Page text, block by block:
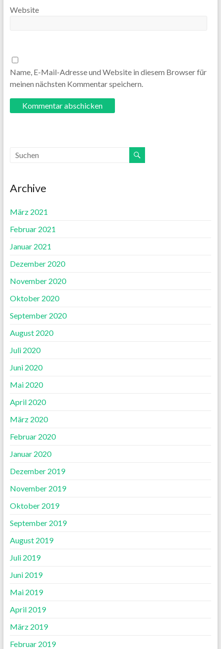
Website
Name, E-Mail-Adresse und Website in diesem Browser für
meinen nächsten Kommentar speichern.
Archive
März 2021
Februar 2021
Januar 2021
Dezember 2020
November 2020
Oktober 2020
September 2020
August 2020
Juli 2020
Juni 2020
Mai 2020
April 2020
März 2020
Februar 2020
Januar 2020
Dezember 2019
November 2019
Oktober 2019
September 2019
August 2019
Juli 2019
Juni 2019
Mai 2019
April 2019
März 2019
Februar 2019